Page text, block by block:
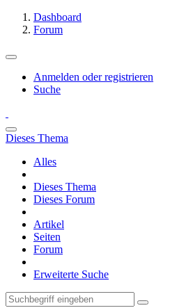
Dashboard
Forum
Anmelden oder registrieren
Suche
Dieses Thema
Alles
Dieses Thema
Dieses Forum
Artikel
Seiten
Forum
Erweiterte Suche